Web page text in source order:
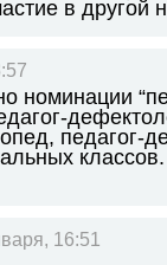
в другой
номинации
педагог-
классов.
16:51